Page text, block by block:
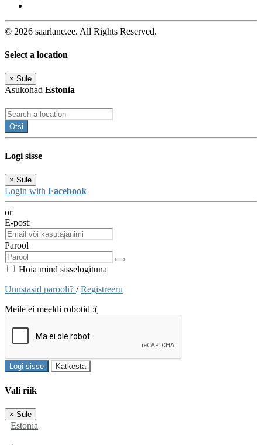
© 2026 saarlane.ee. All Rights Reserved.
Select a location
× Sule
Asukohad Estonia
Otsi
Logi sisse
× Sule
Login with Facebook
or
E-post:
Parool
Hoia mind sisselogituna
Unustasid parooli? /Registreeru
Meile ei meeldi robotid :(
Logi sisse Katkesta
Vali riik
× Sule
Estonia